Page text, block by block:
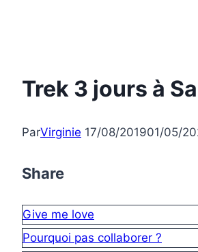
Trek 3 jours à
ParVirginie 17/08/201901/05/
Share
Give me love
Pourquoi pas collaborer ?